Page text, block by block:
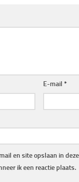
E-mail *
en site opslaan in
ik een reactie plaats.